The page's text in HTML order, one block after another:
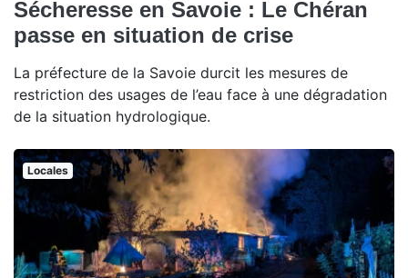
Sécheresse en Savoie : Le Chéran
passe en situation de crise
La préfecture de la Savoie durcit les mesures de
restriction des usages de l’eau face à une dégradation
de la situation hydrologique.
Locales